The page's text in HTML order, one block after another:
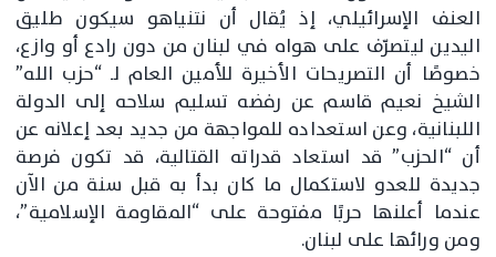
العنف الإسرائيلي، إذ يُقال أن نتنياهو سيكون طليق
اليدين ليتصرّف على هواه في لبنان من دون رادع أو وازع،
خصوصًا أن التصريحات الأخيرة للأمين العام لـ “حزب الله”
الشيخ نعيم قاسم عن رفضه تسليم سلاحه إلى الدولة
اللبنانية، وعن استعداده للمواجهة من جديد بعد إعلانه عن
أن “الحزب” قد استعاد قدراته القتالية، قد تكون فرصة
جديدة للعدو لاستكمال ما كان بدأ به قبل سنة من الآن
عندما أعلنها حربًا مفتوحة على “المقاومة الإسلامية”،
ومن ورائها على لبنان.